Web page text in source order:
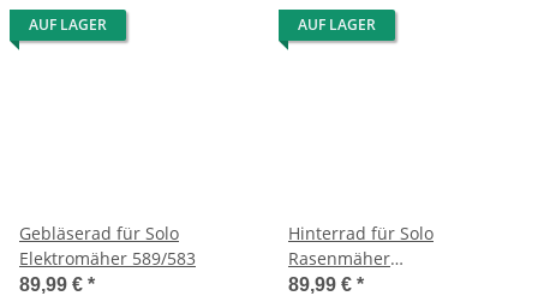
AUF LAGER
Gebläserad für Solo
Elektromäher 589/583
89,99 € *
AUF LAGER
Hinterrad für Solo
Rasenmäher
546/582/585/550/589/583
89,99 € *